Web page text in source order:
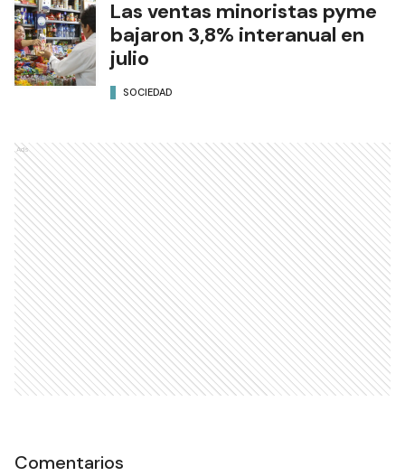
Las ventas minoristas pyme
bajaron 3,8% interanual en
julio
SOCIEDAD
Ads
Comentarios